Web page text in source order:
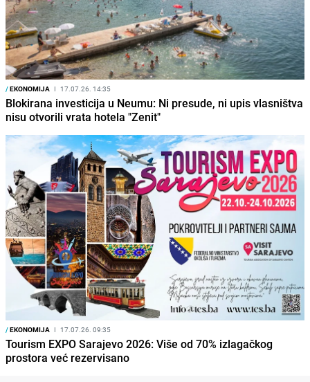
/EKONOMIJA I 17.07.26. 14:35
Blokirana investicija u Neumu: Ni presude, ni upis vlasništva
nisu otvorili vrata hotela "Zenit"
/EKONOMIJA I 17.07.26. 09:35
Tourism EXPO Sarajevo 2026: Više od 70% izlagačkog
prostora već rezervisano